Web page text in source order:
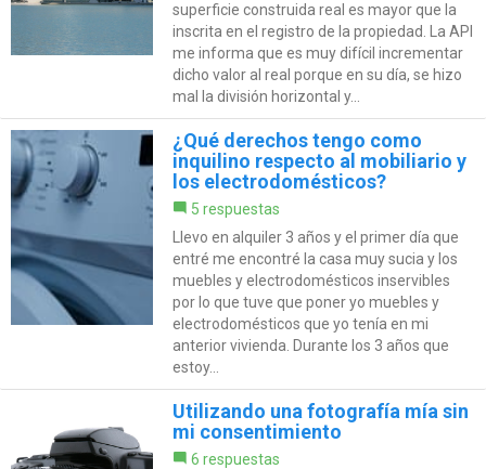
superficie construida real es mayor que la
inscrita en el registro de la propiedad. La API
me informa que es muy difícil incrementar
dicho valor al real porque en su día, se hizo
mal la división horizontal y...
¿Qué derechos tengo como
inquilino respecto al mobiliario y
los electrodomésticos?
5 respuestas
Llevo en alquiler 3 años y el primer día que
entré me encontré la casa muy sucia y los
muebles y electrodomésticos inservibles
por lo que tuve que poner yo muebles y
electrodomésticos que yo tenía en mi
anterior vivienda. Durante los 3 años que
estoy...
Utilizando una fotografía mía sin
mi consentimiento
6 respuestas